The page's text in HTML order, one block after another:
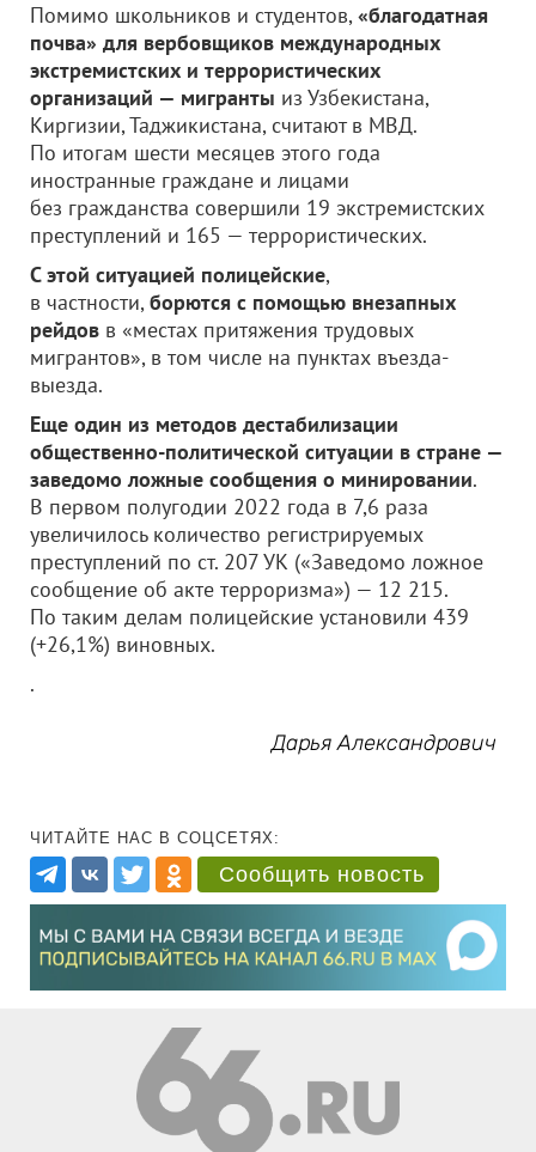
Помимо школьников и студентов,«благодатная
почва» для вербовщиков международных
экстремистских и террористических
организаций — мигранты из Узбекистана,
Киргизии, Таджикистана, считают в МВД.
По итогам шести месяцев этого года
иностранные граждане и лицами
без гражданства совершили 19 экстремистских
преступлений и 165 — террористических.
С этой ситуацией полицейские,
в частности,борются с помощью внезапных
рейдов в «местах притяжения трудовых
мигрантов», в том числе на пунктах въезда-
выезда.
Еще один из методов дестабилизации
общественно-политической ситуации в стране —
заведомо ложные сообщения о минировании.
В первом полугодии 2022 года в 7,6 раза
увеличилось количество регистрируемых
преступлений по ст. 207 УК («Заведомо ложное
сообщение об акте терроризма») — 12 215.
По таким делам полицейские установили 439
(+26,1%) виновных.
.
Дарья Александрович
ЧИТАЙТЕ НАС В СОЦСЕТЯХ:
Сообщить новость